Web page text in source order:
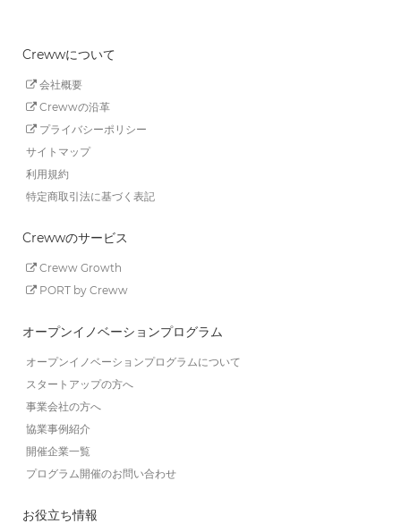
Crewwについて
会社概要
Crewwの沿革
プライバシーポリシー
サイトマップ
利用規約
特定商取引法に基づく表記
Crewwのサービス
Creww Growth
PORT by Creww
オープンイノベーションプログラム
オープンイノベーションプログラムについて
スタートアップの方へ
事業会社の方へ
協業事例紹介
開催企業一覧
プログラム開催のお問い合わせ
お役立ち情報